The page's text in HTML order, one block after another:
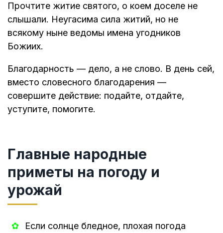
Прочтите житие святого, о коем доселе не
слышали. Неугасима сила житий, но не
всякому ныне ведомы имена угодников
Божиих.
Благодарность — дело, а не слово. В день сей,
вместо словесного благодарения —
совершите действие: подайте, отдайте,
уступите, помогите.
Главные народные
приметы на погоду и
урожай
Если солнце бледное, плохая погода